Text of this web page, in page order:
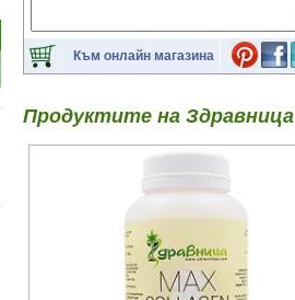
Към онлайн магазина
Продуктите на Здравница